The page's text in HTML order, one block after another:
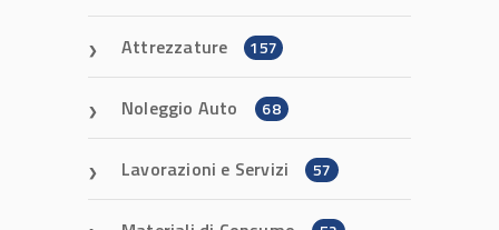
Attrezzature 157
Noleggio Auto 68
Lavorazioni e Servizi 57